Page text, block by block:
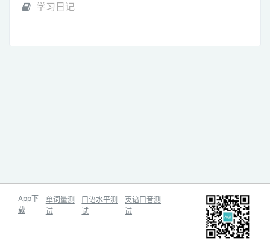
学习日记
App下
载
单词量测
试
口语水平测
试
英语口音测
试